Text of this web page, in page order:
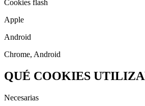
Cookies flash
Apple
Android
Chrome, Android
QUÉ COOKIES
Necesarias